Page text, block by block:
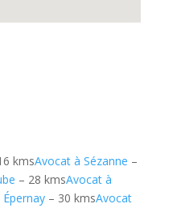
kmsAvocat à Sézanne –
– 28 kmsAvocat à
– 30 kmsAvocat